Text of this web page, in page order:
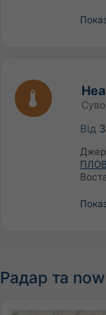
Від
Радар та